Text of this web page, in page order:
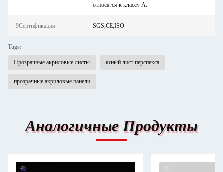
относятся к классу А.
9Сертификация: SGS,CE,ISO
Tags:
Прозрачные акриловые листы ясный лист перспекса
прозрачные акриловые панели
Аналогичные Продукты